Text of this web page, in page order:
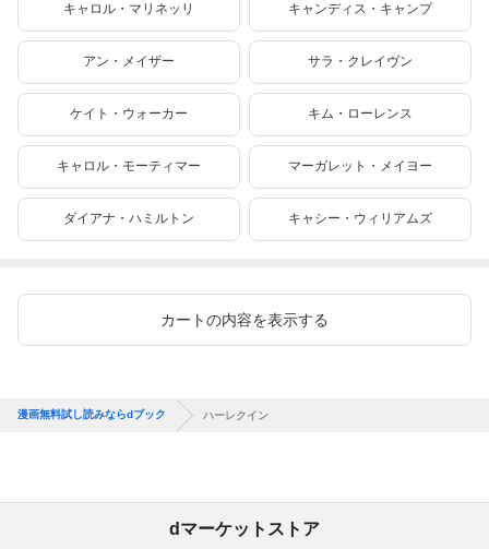
キャロル・マリネッリ キャンディス・キャンプ
アン・メイザー サラ・クレイヴン
ケイト・ウォーカー キム・ローレンス
キャロル・モーティマー マーガレット・メイヨー
ダイアナ・ハミルトン キャシー・ウィリアムズ
カートの内容を表示する
漫画無料試し読みならdブック ハーレクイン
dマーケットストア